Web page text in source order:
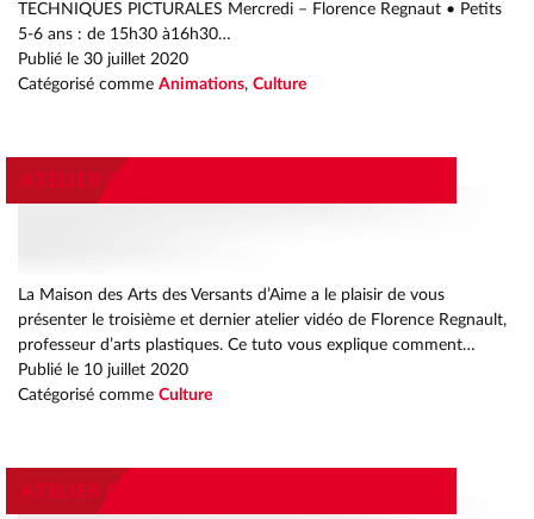
TECHNIQUES PICTURALES Mercredi – Florence Regnaut • Petits
5-6 ans : de 15h30 à16h30…
Publié le 30 juillet 2020
Catégorisé comme Animations, Culture
ATELIER CREATIF FLORENCE REGNAULT #3
La Maison des Arts des Versants d’Aime a le plaisir de vous
présenter le troisième et dernier atelier vidéo de Florence Regnault,
professeur d’arts plastiques. Ce tuto vous explique comment…
Publié le 10 juillet 2020
Catégorisé comme Culture
ATELIER CREATIF FLORENCE REGNAULT #2